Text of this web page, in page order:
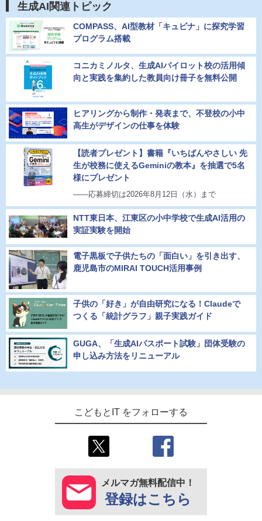
生成AI関連トピック
COMPASS、AI型教材「キュビナ」に探究学習
プログラム搭載
コニカミノルタ、生成AIパイロット校の活用傾
向と実践を集約した教員向け冊子を無料公開
ヒアリングから制作・発表まで、不登校の小中
高生がデザインの仕事を体験
【読者プレゼント】書籍『いちばんやさしい 先
生が校務に使えるGeminiの教本』を抽選で5名
様にプレゼント
――応募締切は2026年8月12日（水）まで
NTT東日本、江東区の小中学校で生成AI活用の
実証実験を開始
電子黒板で子供たちの「面白い」を引き出す、
鹿児島市のMIRAI TOUCH活用事例
子供の「好き」が自由研究になる！Claudeで
つくる「統計グラフ」親子実践ガイド
GUGA、「生成AIパスポート試験」団体受験の
申し込み方法をリニューアル
こどもとIT をフォローする
メルマガ無料配信中！
登録はこちら